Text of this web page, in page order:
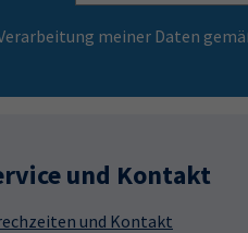
meiner Daten
und Kontakt
und Kontakt